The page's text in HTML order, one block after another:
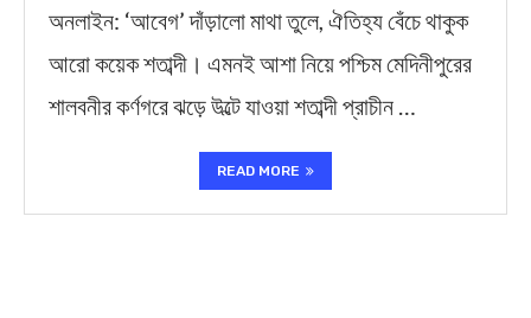
অনলাইন: ‘আবেগ’ দাঁড়ালো মাথা তুলে, ঐতিহ্য বেঁচে থাকুক
আরো কয়েক শতাব্দী। এমনই আশা নিয়ে পশ্চিম মেদিনীপুরের
শালবনীর কর্ণগরে ঝড়ে উল্টে যাওয়া শতাব্দী প্রাচীন …
READ MORE